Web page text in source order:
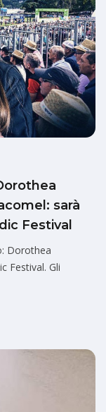
sarà
Festival
Dorothea
Festival. Gli